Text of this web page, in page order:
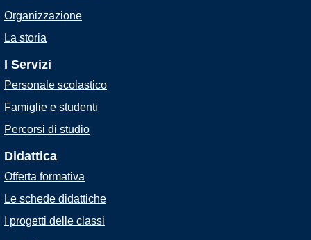
Organizzazione
La storia
I Servizi
Personale scolastico
Famiglie e studenti
Percorsi di studio
Didattica
Offerta formativa
Le schede didattiche
I progetti delle classi